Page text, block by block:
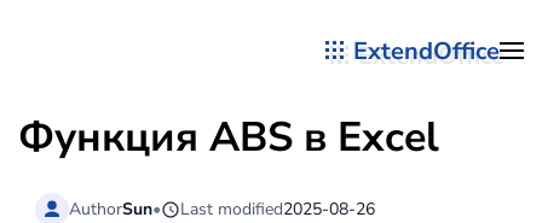
ExtendOffice
Функция ABS в Excel
AuthorSun• Last modified2025-08-26